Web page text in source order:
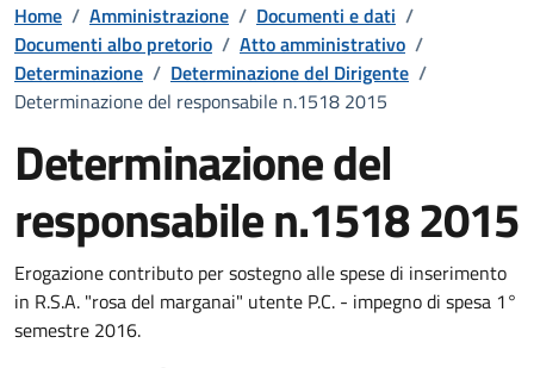
Home / Amministrazione / Documenti e dati /
Documenti albo pretorio / Atto amministrativo /
Determinazione / Determinazione del Dirigente /
Determinazione del responsabile n.1518 2015
Determinazione del
responsabile n.1518 2015
Dettaglio del documento
Erogazione contributo per sostegno alle spese di inserimento
in R.S.A. "rosa del marganai" utente P.C. - impegno di spesa 1°
semestre 2016.